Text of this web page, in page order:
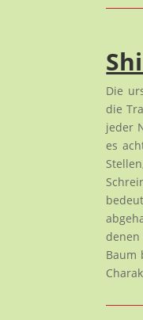
Die
die
jeder
es
Baum